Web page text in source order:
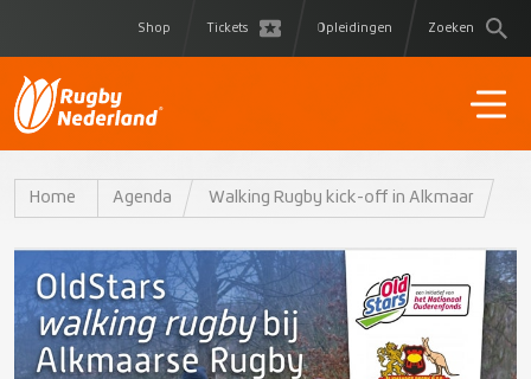
Shop Tickets Opleidingen Zoeken
Home Agenda Walking Rugby kick-off in Alkmaar